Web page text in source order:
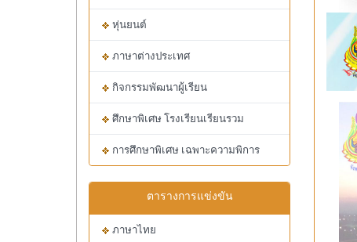
หุ่นยนต์
ภาษาต่างประเทศ
กิจกรรมพัฒนาผู้เรียน
ศึกษาพิเศษ โรงเรียนเรียนรวม
การศึกษาพิเศษ เฉพาะความพิการ
ตารางการแข่งขัน
ภาษาไทย